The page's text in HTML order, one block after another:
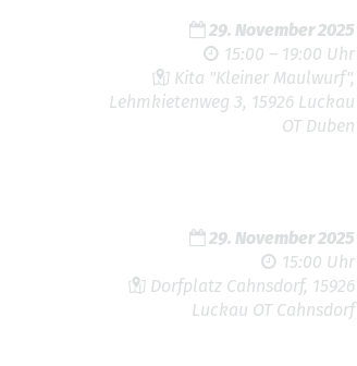
29. November 2025
15:00 – 19:00 Uhr
Kita "Kleiner Maulwurf",
Lehmkietenweg 3, 15926 Luckau
OT Duben
29. November 2025
15:00 Uhr
Dorfplatz Cahnsdorf, 15926
Luckau OT Cahnsdorf